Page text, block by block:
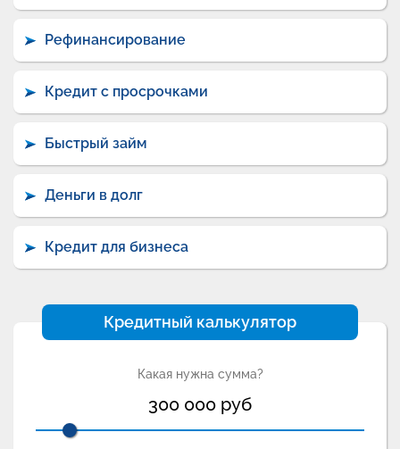
Рефинансирование
Кредит с просрочками
Быстрый займ
Деньги в долг
Кредит для бизнеса
Кредитный калькулятор
Какая нужна сумма?
300 000 руб